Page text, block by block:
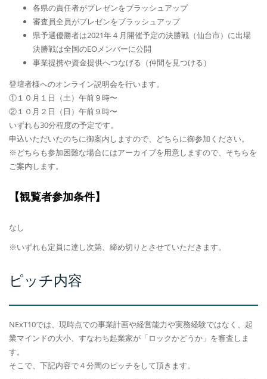
各県の責任者がプレゼンをブラッシュアップ
審査員全員がプレゼンをブラッシュアップ
県予選優勝者は2021年４月開催予定の決勝戦（仙台市）に出場
決勝戦は全国のEOメンバーに公開
事業提携や資金提供へつなげる（仲間を見つける）
登壇者様へのオンライン説明会を行います。
①１０月１日（土）午前９時〜
②１０月２日（日）午前９時〜
いずれも30分程度の予定です。
申込いただいたのちに御案内しますので、どちらに御参加ください。
※どちらも参加困難な場合にはアーカイブを用意しますので、そちらを
ご案内します。
【観覧者参加条件】
なし
※いずれも定員に達し次第、締め切りとさせていただきます。
ピッチ内容
NExT10では、現時点での事業計画や経営能力や実務経験ではなく、起
業マインドの大小、すなわち起業家が「ロックかどうか」を審査しま
す。
そこで、下記内容で４分間のピッチをして頂きます。